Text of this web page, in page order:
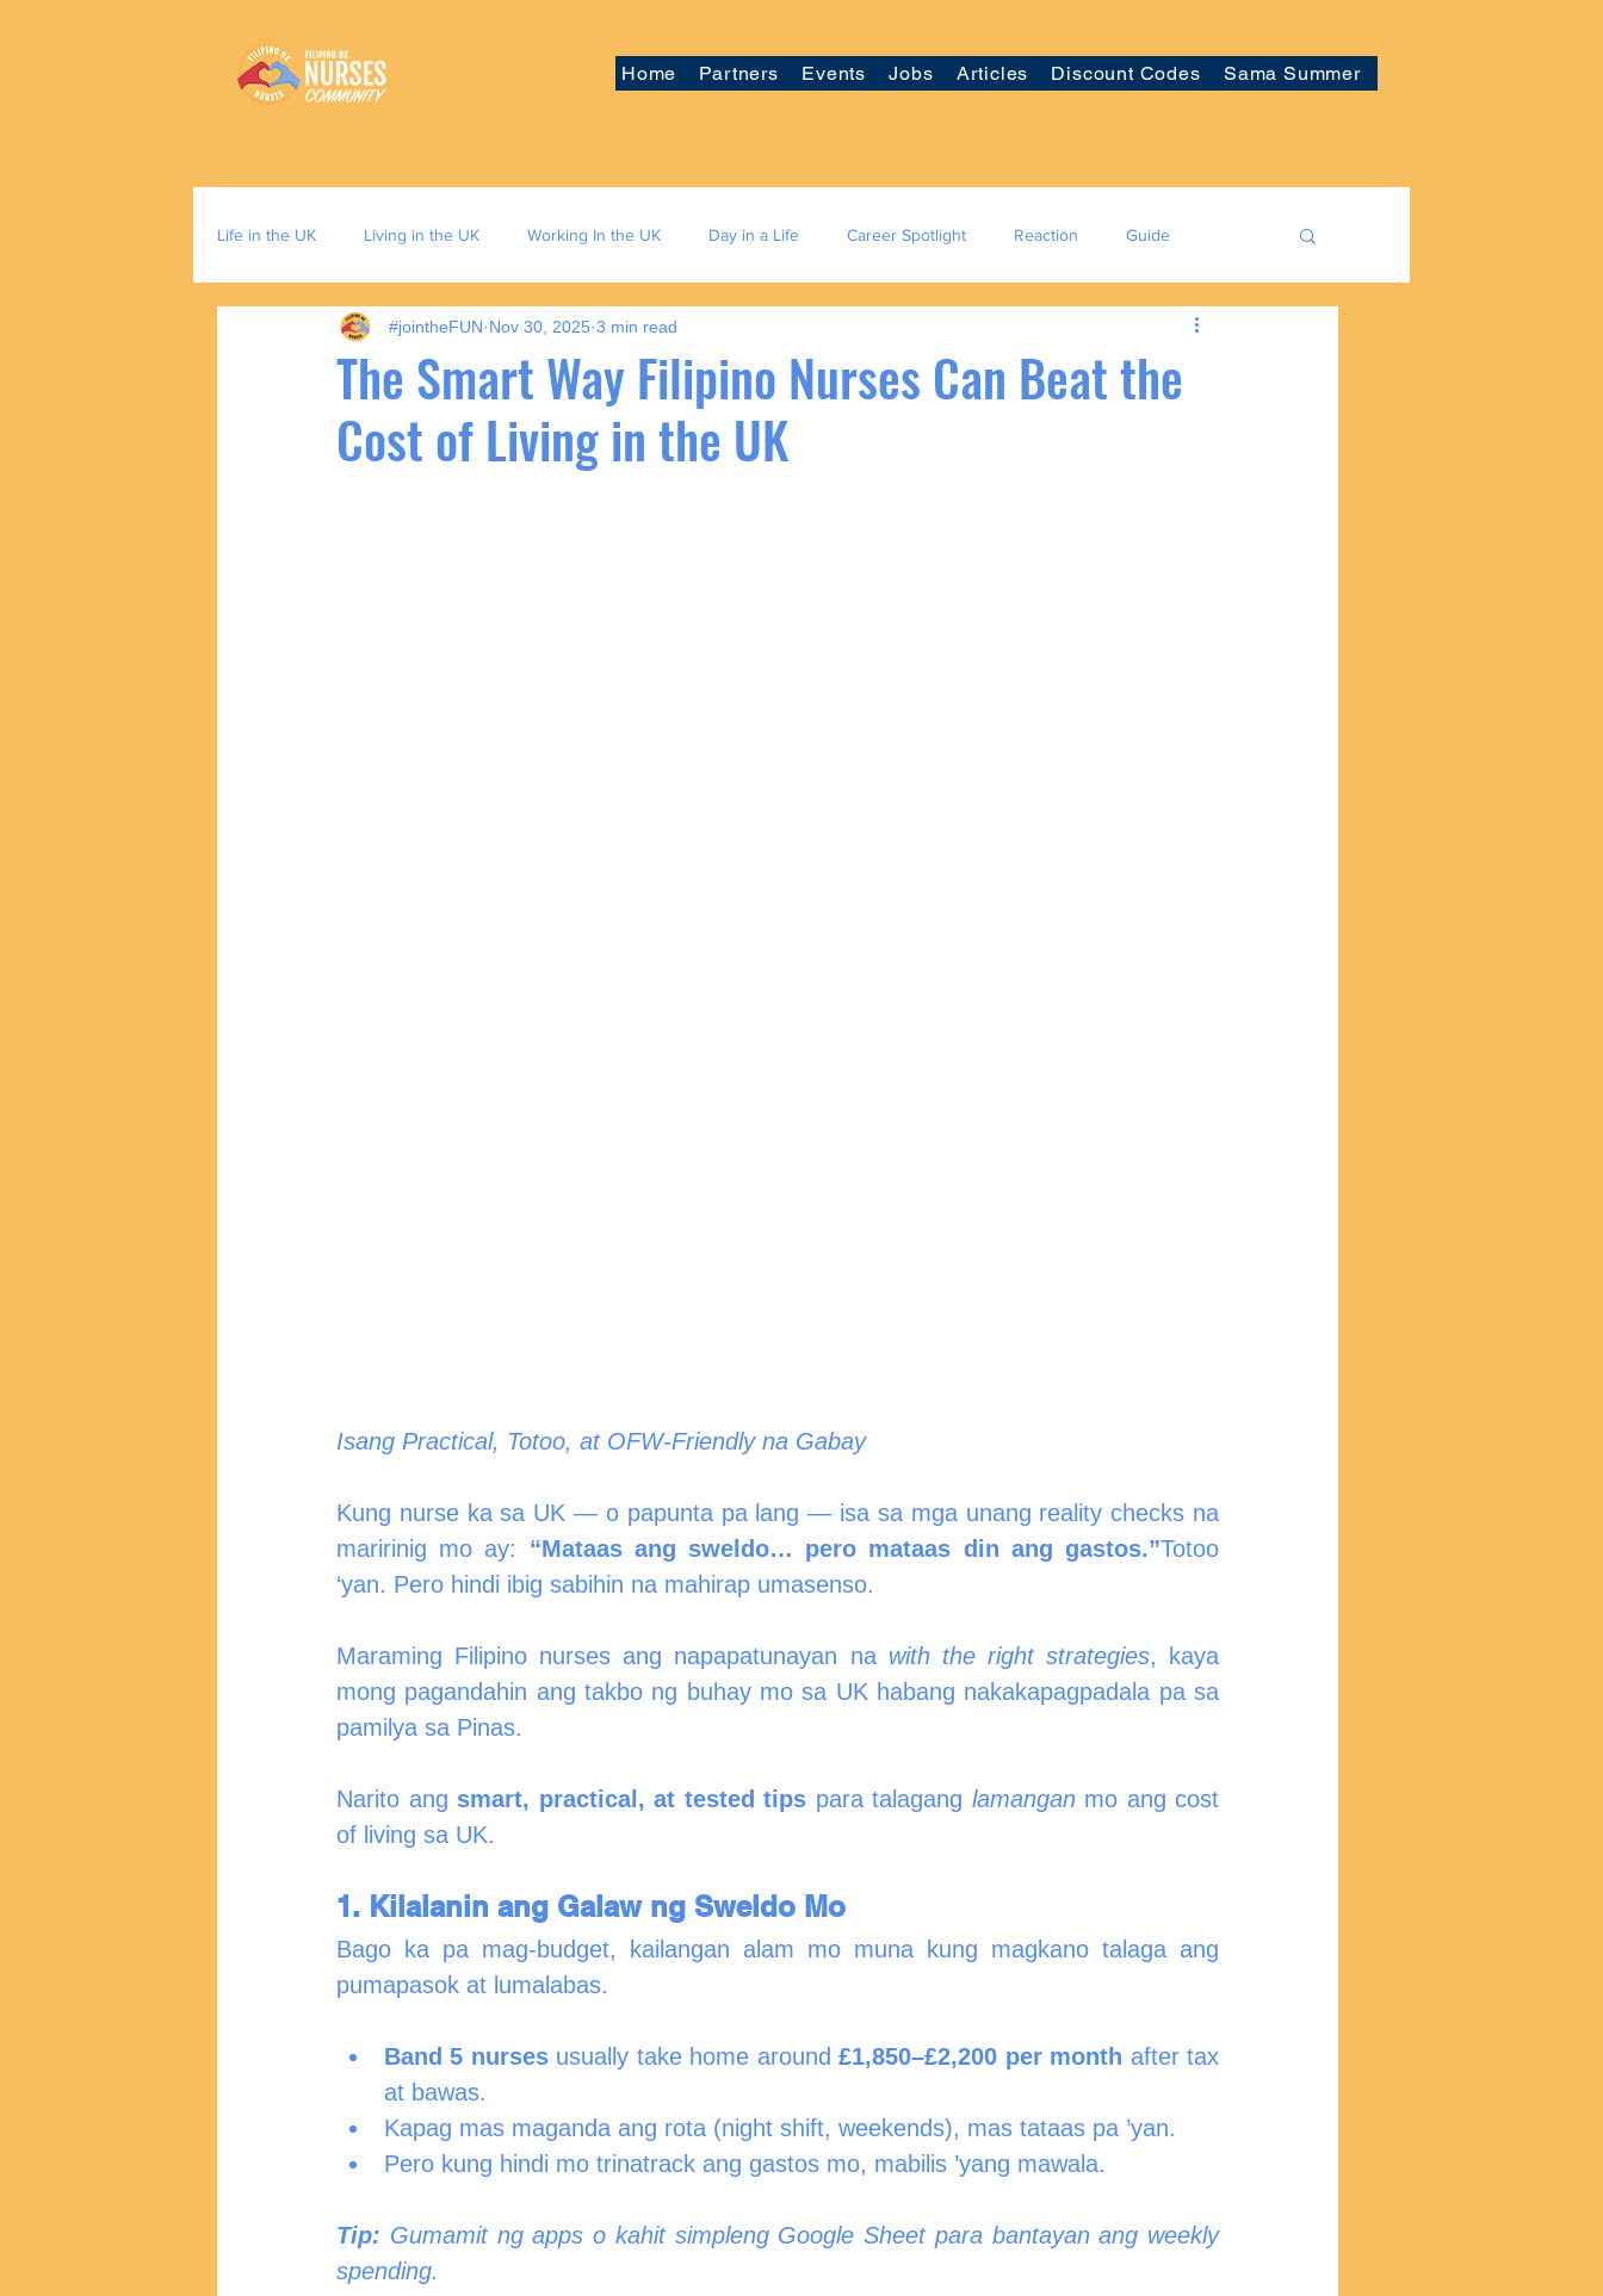
Home Partners Events Jobs Articles Discount Codes Sama Summer
Life in the UK Living in the UK Working In the UK Day in a Life Career Spotlight Reaction Guide
The Smart Way Filipino Nurses Can Beat the
Cost of Living in the UK
#jointheFUN Nov 30, 2025 3 min read
Isang Practical, Totoo, at OFW-Friendly na Gabay
Kung nurse ka sa UK — o papunta pa lang — isa sa mga unang reality checks na
maririnig mo ay: “Mataas ang sweldo… pero mataas din ang gastos.”Totoo
‘yan. Pero hindi ibig sabihin na mahirap umasenso.
Maraming Filipino nurses ang napapatunayan na with the right strategies, kaya
mong pagandahin ang takbo ng buhay mo sa UK habang nakakapagpadala pa sa
pamilya sa Pinas.
Narito ang smart, practical, at tested tips para talagang lamangan mo ang cost
of living sa UK.
1. Kilalanin ang Galaw ng Sweldo Mo
Bago ka pa mag-budget, kailangan alam mo muna kung magkano talaga ang
pumapasok at lumalabas.
Band 5 nurses usually take home around £1,850–£2,200 per month after tax
at bawas.
Kapag mas maganda ang rota (night shift, weekends), mas tataas pa ’yan.
Pero kung hindi mo trinatrack ang gastos mo, mabilis ’yang mawala.
Tip: Gumamit ng apps o kahit simpleng Google Sheet para bantayan ang weekly
spending.